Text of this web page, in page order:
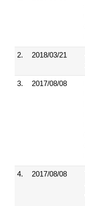
2. 2018/03/21
3. 2017/08/08
4. 2017/08/08